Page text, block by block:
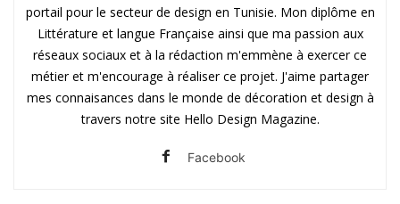
portail pour le secteur de design en Tunisie. Mon diplôme en
Littérature et langue Française ainsi que ma passion aux
réseaux sociaux et à la rédaction m'emmène à exercer ce
métier et m'encourage à réaliser ce projet. J'aime partager
mes connaisances dans le monde de décoration et design à
travers notre site Hello Design Magazine.
Facebook